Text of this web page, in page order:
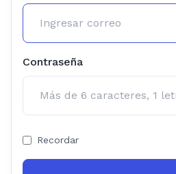
Contraseña
Recordar